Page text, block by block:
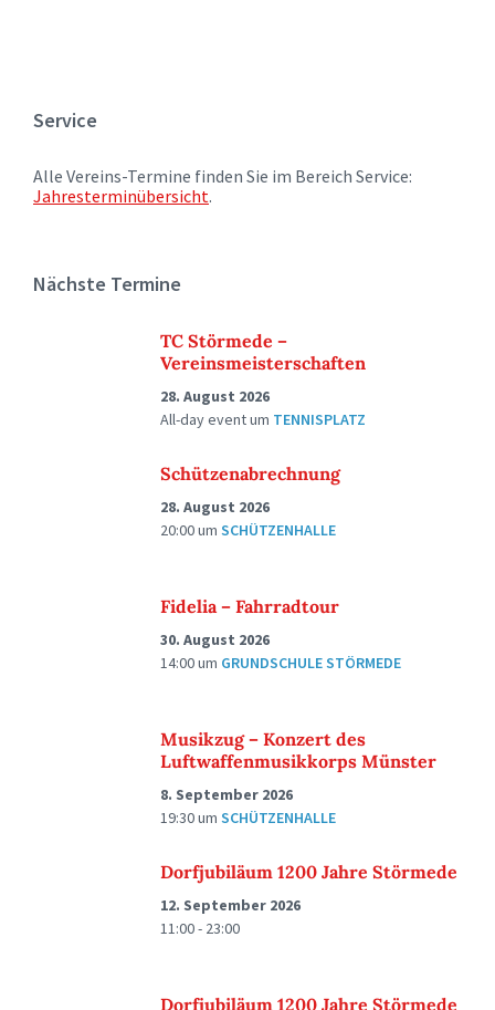
Service
Alle Vereins-Termine finden Sie im Bereich Service:
Jahresterminübersicht.
Nächste Termine
TC Störmede –
Vereinsmeisterschaften
28. August 2026
All-day eventum TENNISPLATZ
Schützenabrechnung
28. August 2026
20:00um SCHÜTZENHALLE
Fidelia – Fahrradtour
30. August 2026
14:00um GRUNDSCHULE STÖRMEDE
Musikzug – Konzert des
Luftwaffenmusikkorps Münster
8. September 2026
19:30um SCHÜTZENHALLE
Dorfjubiläum 1200 Jahre Störmede
12. September 2026
11:00 - 23:00
Dorfjubiläum 1200 Jahre Störmede